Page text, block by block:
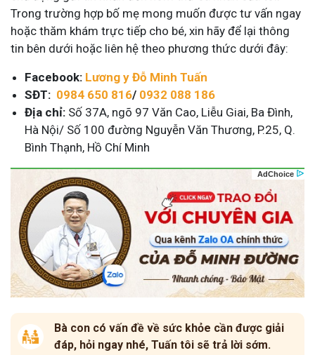
Trong trường hợp bố mẹ mong muốn được tư vấn ngay
hoặc thăm khám trực tiếp cho bé, xin hãy để lại thông
tin bên dưới hoặc liên hệ theo phương thức dưới đây:
Facebook: Lương y Đỗ Minh Tuấn
SĐT: 0984 650 816/ 0932 088 186
Địa chỉ: Số 37A, ngõ 97 Văn Cao, Liễu Giai, Ba Đình,
Hà Nội/ Số 100 đường Nguyễn Văn Thương, P.25, Q.
Bình Thạnh, Hồ Chí Minh
Bà con có vấn đề về sức khỏe cần được giải
đáp, hỏi ngay nhé, Tuấn tôi sẽ trả lời sớm.